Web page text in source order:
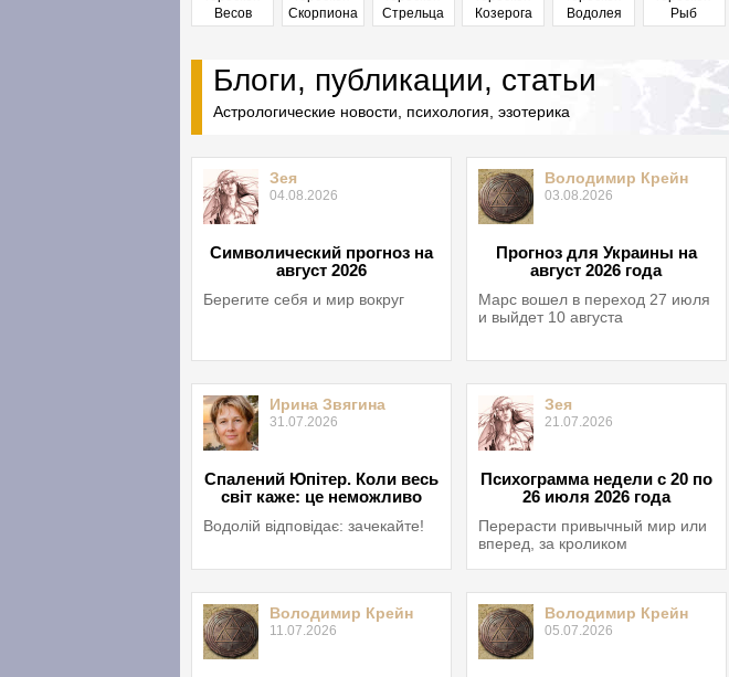
Весов
Скорпиона
Стрельца
Козерога
Водолея
Рыб
Блоги, публикации, статьи
Астрологические новости, психология, эзотерика
Зея
04.08.2026
Символический прогноз на
август 2026
Берегите себя и мир вокруг
Володимир Крейн
03.08.2026
Прогноз для Украины на
август 2026 года
Марс вошел в переход 27 июля
и выйдет 10 августа
Ирина Звягина
31.07.2026
Спалений Юпітер. Коли весь
світ каже: це неможливо
Водолій відповідає: зачекайте!
Зея
21.07.2026
Психограмма недели с 20 по
26 июля 2026 года
Перерасти привычный мир или
вперед, за кроликом
Володимир Крейн
11.07.2026
Володимир Крейн
05.07.2026